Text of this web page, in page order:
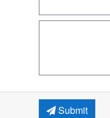
Submit